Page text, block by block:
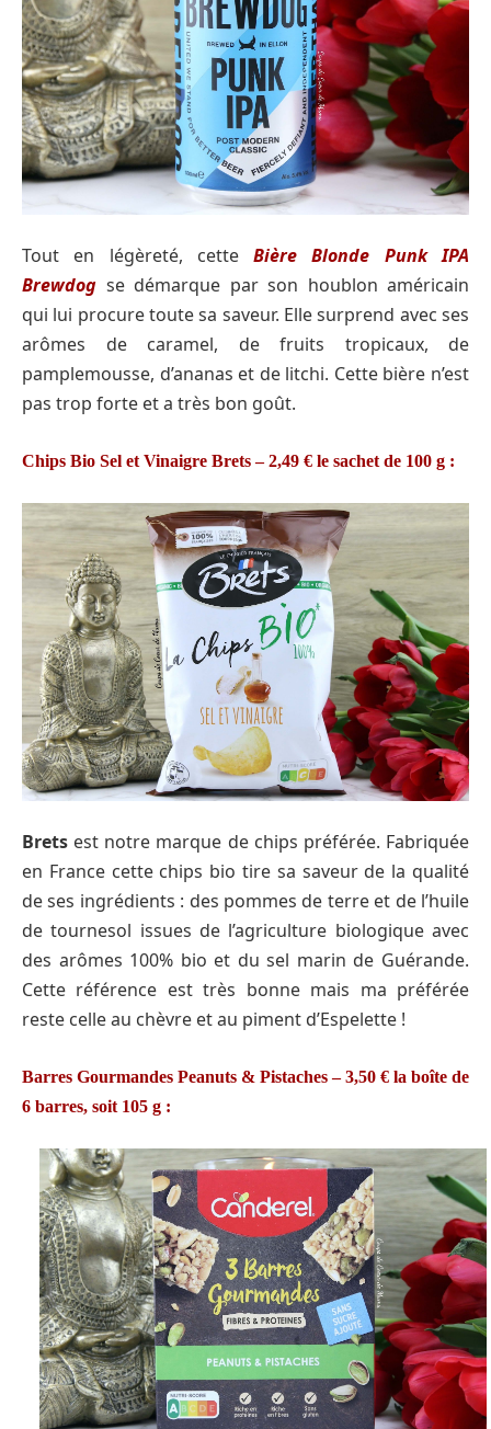
Tout en légèreté, cetteBière Blonde Punk IPA
Brewdog se démarque par son houblon américain
qui lui procure toute sa saveur. Elle surprend avec ses
arômes de caramel, de fruits tropicaux, de
pamplemousse, d’ananas et de litchi. Cette bière n’est
pas trop forte et a très bon goût.
Chips Bio Sel et Vinaigre Brets – 2,49 € le sachet de 100 g :
Brets est notre marque de chips préférée. Fabriquée
en France cette chips bio tire sa saveur de la qualité
de ses ingrédients : des pommes de terre et de l’huile
de tournesol issues de l’agriculture biologique avec
des arômes 100% bio et du sel marin de Guérande.
Cette référence est très bonne mais ma préférée
reste celle au chèvre et au piment d’Espelette !
Barres Gourmandes Peanuts & Pistaches – 3,50 € la boîte de
6 barres, soit 105 g :